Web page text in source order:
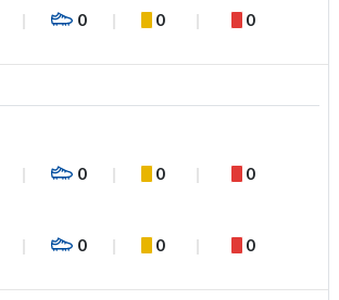
0 0 0
0 0 0
0 0 0